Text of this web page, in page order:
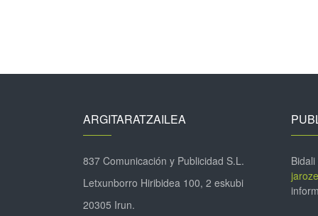
ARGITARATZAILEA
837 Comunicación y Publicidad S.L.
Letxunborro Hiribidea 100, 2 eskubi
20305 Irun.